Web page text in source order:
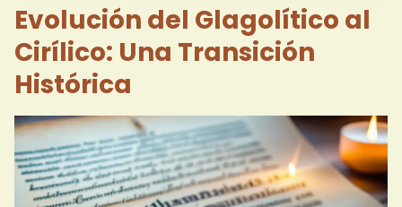
Evolución del Glagolítico al
Cirílico: Una Transición
Histórica